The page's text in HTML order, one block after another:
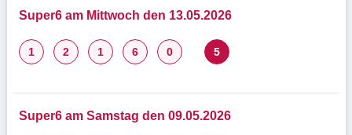
Super6 am Mittwoch den 13.05.2026
1 2 1 6 0 5
Super6 am Samstag den 09.05.2026